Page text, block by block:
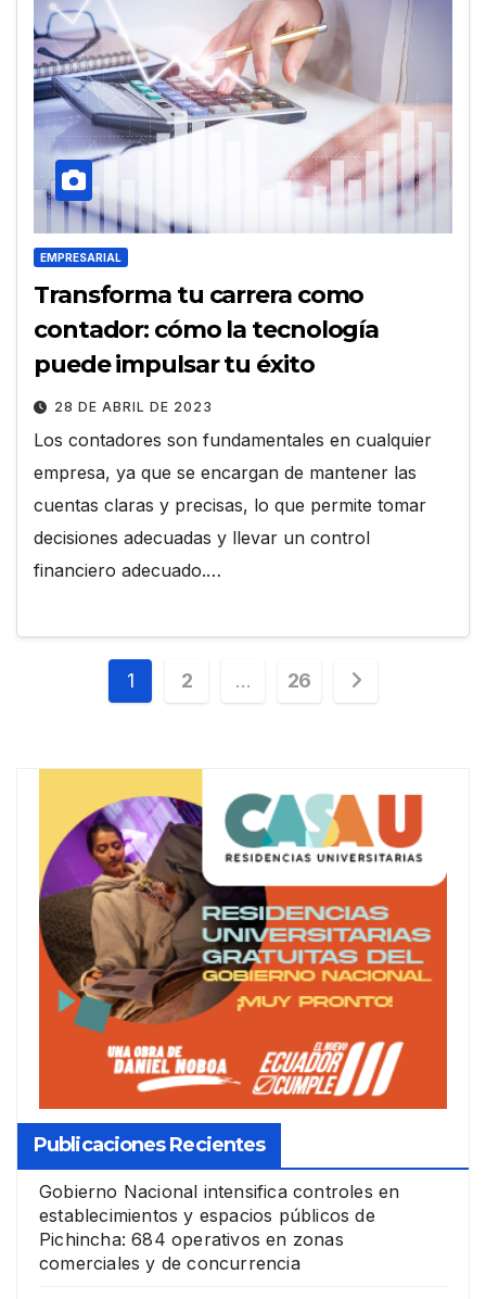
EMPRESARIAL
Transforma tu carrera como
contador: cómo la tecnología
puede impulsar tu éxito
28 DE ABRIL DE 2023
Los contadores son fundamentales en cualquier
empresa, ya que se encargan de mantener las
cuentas claras y precisas, lo que permite tomar
decisiones adecuadas y llevar un control
financiero adecuado.…
Paginación
entradas
1 2 … 26
Publicaciones Recientes
Gobierno Nacional intensifica controles en
establecimientos y espacios públicos de
Pichincha: 684 operativos en zonas
comerciales y de concurrencia